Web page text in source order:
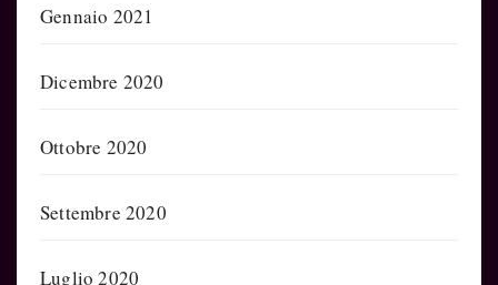
Gennaio 2021
Dicembre 2020
Ottobre 2020
Settembre 2020
Luglio 2020